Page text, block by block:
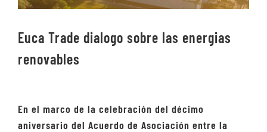
Euca Trade dialogo sobre las energias
renovables
En el marco de la celebración del décimo
aniversario del Acuerdo de Asociación entre la